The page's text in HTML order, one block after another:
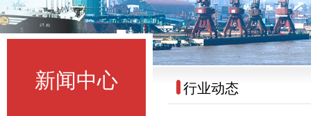
新闻中心 行业动态